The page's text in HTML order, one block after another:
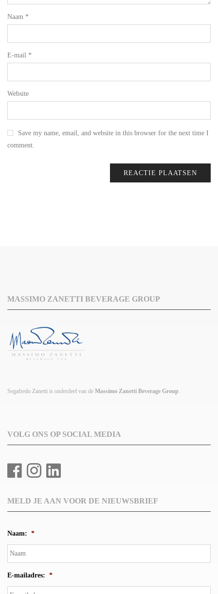
Naam *
E-mail *
Website
Save my name, email, and website in this browser for the next time I
comment.
MASSIMO ZANETTI BEVERAGE GROUP
Segafredo Zanetti is onderdeel van de Massimo Zanetti Beverage Group
VOLG ONS OP SOCIAL MEDIA
MELD JE AAN VOOR DE NIEUWSBRIEF
Naam: *
E-mailadres: *